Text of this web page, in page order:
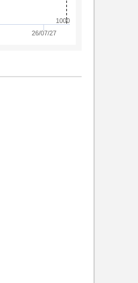
26/07/27
1000